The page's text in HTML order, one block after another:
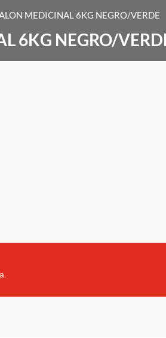
MEDICINAL 6KG NEGRO/VERDE
6KG NEGRO/